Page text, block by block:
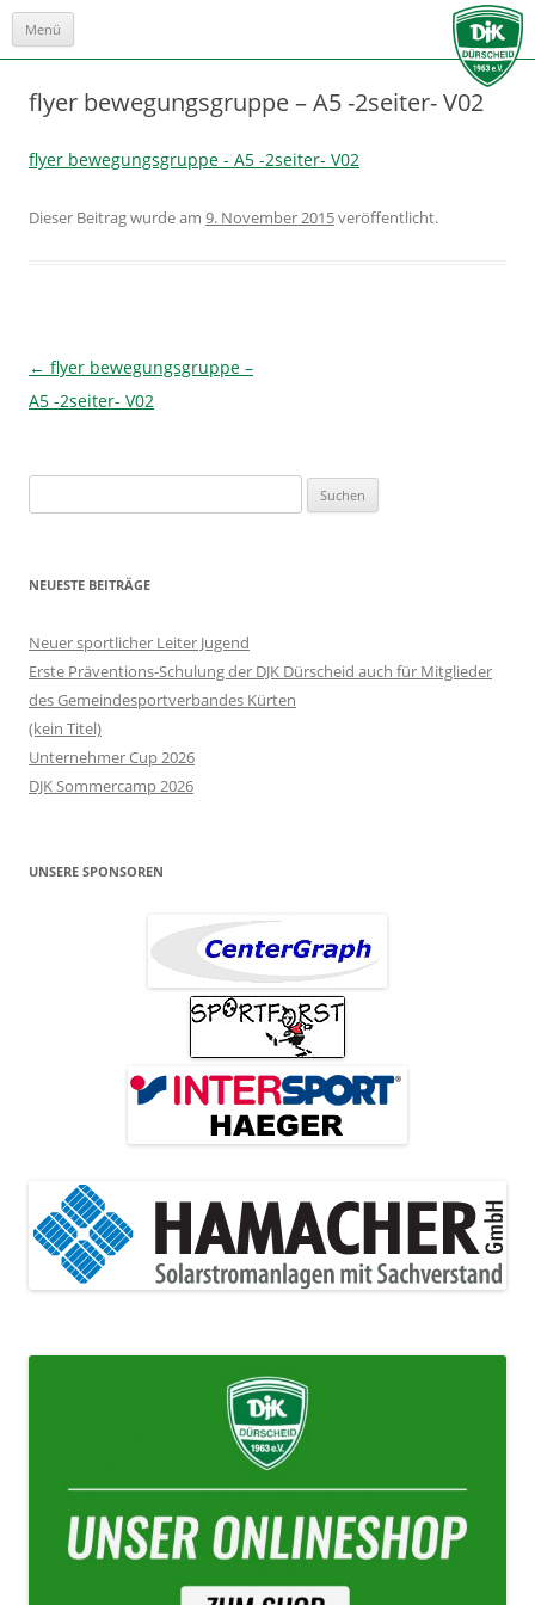
Menü
Zum
flyer bewegungsgruppe – A5 -2seiter- V02
flyer bewegungsgruppe - A5 -2seiter- V02
Dieser Beitrag wurdeam 9. November 2015veröffentlicht.
Beitrags-
Navigation
← flyer bewegungsgruppe –
A5 -2seiter- V02
nach:
NEUESTE BEITRÄGE
Neuer sportlicher Leiter Jugend
Erste Präventions-Schulung der DJK Dürscheid auch für Mitglieder
des Gemeindesportverbandes Kürten
(kein Titel)
Unternehmer Cup 2026
DJK Sommercamp 2026
UNSERE SPONSOREN